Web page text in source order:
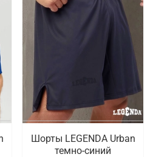
Шорты LEGENDA Urban
темно-синий